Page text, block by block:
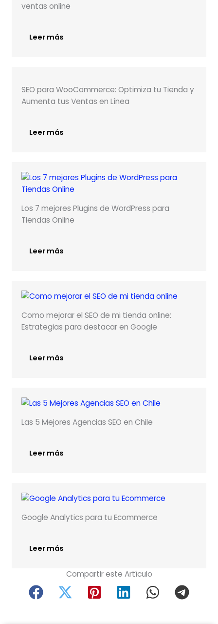
ventas online
Leer más
SEO para WooCommerce: Optimiza tu Tienda y
Aumenta tus Ventas en Línea
Leer más
Los 7 mejores Plugins de WordPress para
Tiendas Online
Leer más
Como mejorar el SEO de mi tienda online:
Estrategias para destacar en Google
Leer más
Las 5 Mejores Agencias SEO en Chile
Leer más
Google Analytics para tu Ecommerce
Leer más
Compartir este Artículo